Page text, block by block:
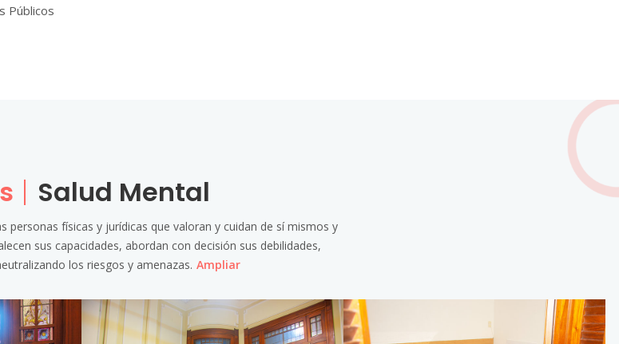
Públicos
Salud Mental
personas físicas y jurídicas que valoran y cuidan de sí mismos y
sus capacidades, abordan con decisión sus debilidades,
los riesgos y amenazas. Ampliar